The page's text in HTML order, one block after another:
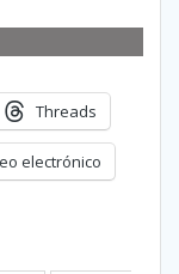
Threads
electrónico